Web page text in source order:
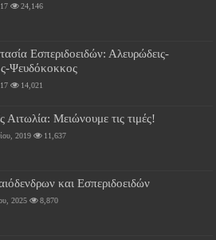
24,146
Εσπεριδοειδών: Αλευρώδεις-
Ψευδόκοκκος
14,021
Αιτωλία: Μειώνουμε τις τιμές!
2019 11,637
και Εσπεριδοειδών
2025 8,870